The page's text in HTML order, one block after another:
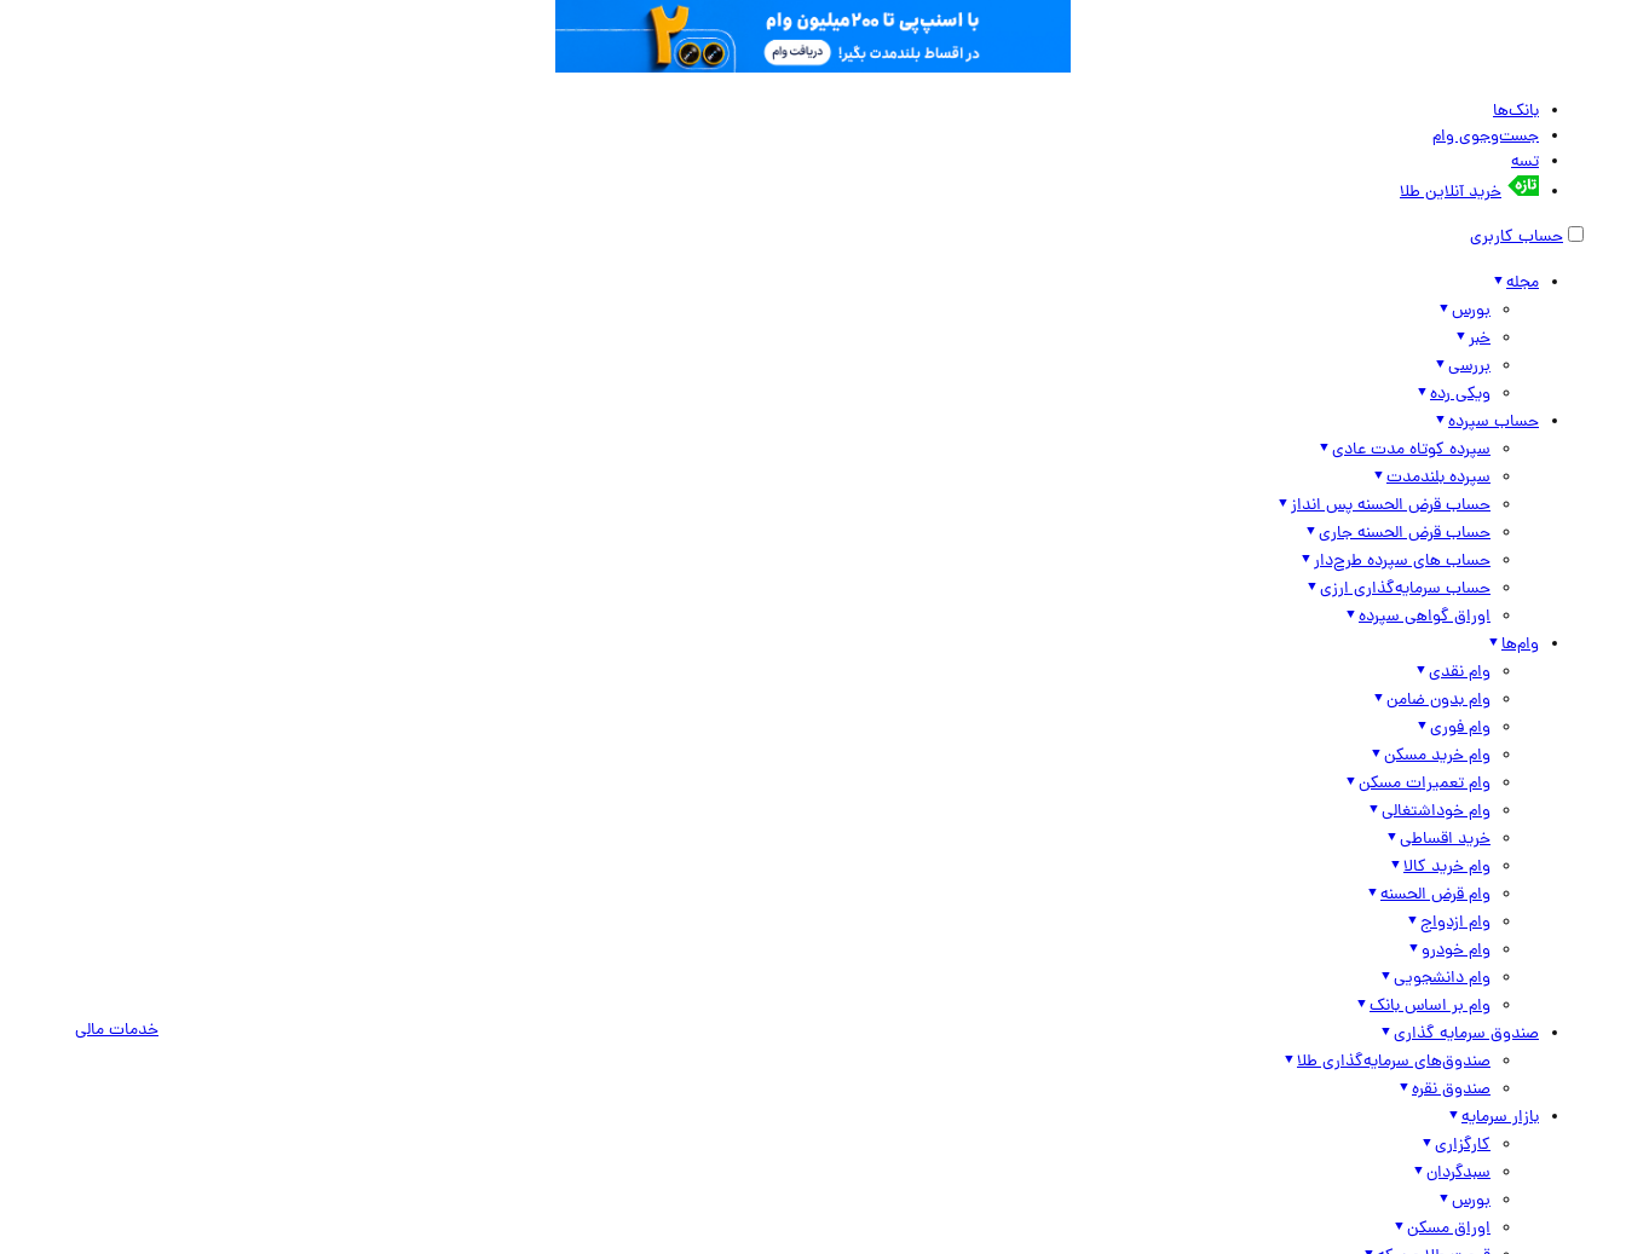
بانک‌ها
جست‌وجوی وام
تسه
خرید آنلاین طلا
حساب کاربری
مجله
بورس
خبر
بررسی
ویکی رده
حساب سپرده
سپرده کوتاه مدت عادی
سپرده بلندمدت
حساب قرض الحسنه پس انداز
حساب قرض الحسنه جاری
حساب های سپرده طرح‌دار
حساب سرمایه‌گذاری ارزی
اوراق گواهی سپرده
وام‌ها
وام نقدی
وام بدون ضامن
وام فوری
وام خرید مسکن
وام تعمیرات مسکن
وام خوداشتغالی
خرید اقساطی
وام خرید کالا
وام قرض الحسنه
وام ازدواج
وام خودرو
وام دانشجویی
وام بر اساس بانک
صندوق سرمایه گذاری
صندوق‌های سرمایه‌گذاری طلا
صندوق نقره
بازار سرمایه
کارگزاری
سبدگردان
بورس
اوراق مسکن
خدمات مالی